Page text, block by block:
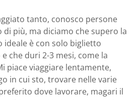
tanto, conosco persone
di più, ma diciamo che supero la
ideale è con solo biglietto
che duri 2-3 mesi, come la
piace viaggiare lentamente,
in cui sto, trovare nelle varie
dove lavorare, magari il